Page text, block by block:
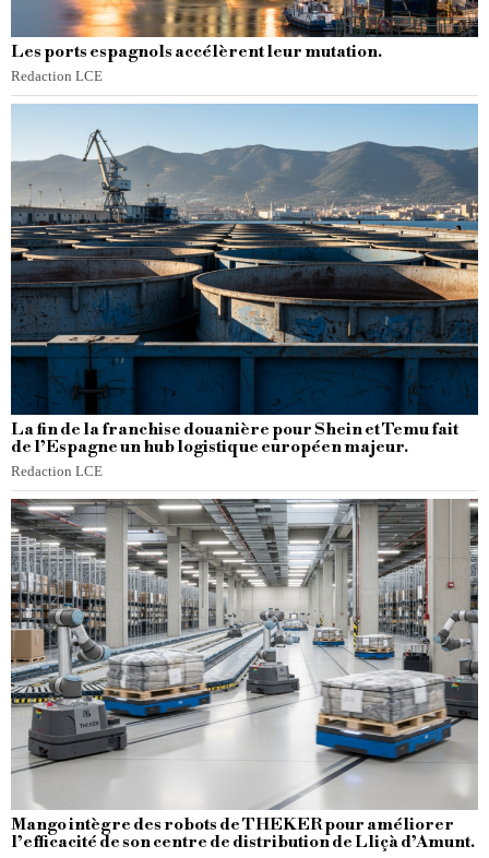
Les ports espagnols accélèrent leur mutation.
Redaction LCE
La fin de la franchise douanière pour Shein et Temu fait
de l’Espagne un hub logistique européen majeur.
Redaction LCE
Mango intègre des robots de THEKER pour améliorer
l’efficacité de son centre de distribution de Lliçà d’Amunt.